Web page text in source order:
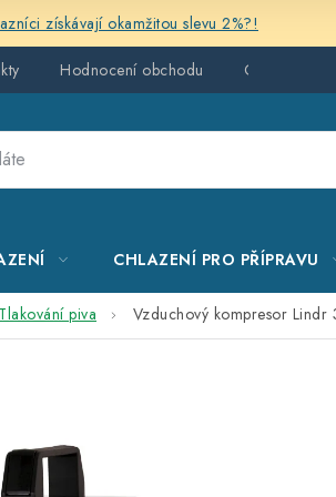
získávají okamžitou slevu 2%?!
Hodnocení obchodu Obchodní
CHLAZENÍ PRO PŘÍPRAVU
Tlakování piva Vzduchový kompresor Lindr